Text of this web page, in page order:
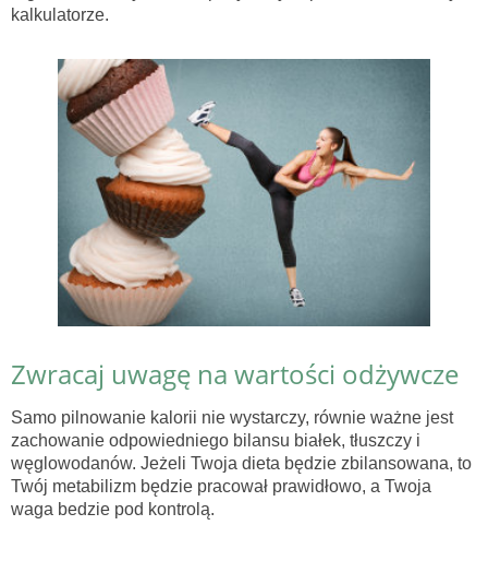
kalkulatorze.
Zwracaj uwagę na wartości odżywcze
Samo pilnowanie kalorii nie wystarczy, równie ważne jest
zachowanie odpowiedniego bilansu białek, tłuszczy i
węglowodanów. Jeżeli Twoja dieta będzie zbilansowana, to
Twój metabilizm będzie pracował prawidłowo, a Twoja
waga bedzie pod kontrolą.